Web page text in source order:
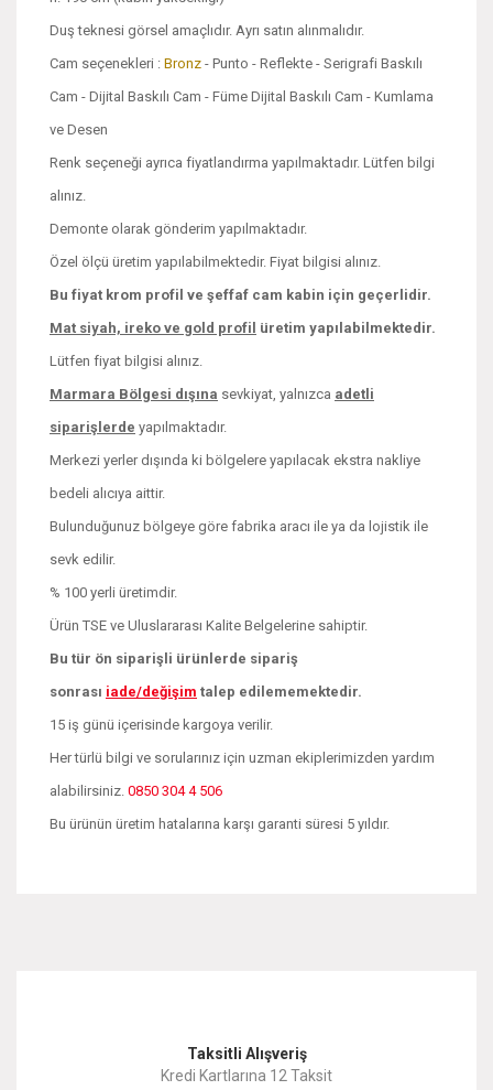
Duş teknesi görsel amaçlıdır. Ayrı satın alınmalıdır.
Cam seçenekleri : Bronz - Punto - Reflekte - Serigrafi Baskılı
Cam - Dijital Baskılı Cam - Füme Dijital Baskılı Cam - Kumlama
ve Desen
Renk seçeneği ayrıca fiyatlandırma yapılmaktadır. Lütfen bilgi
alınız.
Demonte olarak gönderim yapılmaktadır.
Özel ölçü üretim yapılabilmektedir. Fiyat bilgisi alınız.
Bu fiyat krom profil ve şeffaf cam kabin için geçerlidir.
Mat siyah, ireko ve gold profil üretim yapılabilmektedir.
Lütfen fiyat bilgisi alınız.
Marmara Bölgesi dışına sevkiyat, yalnızca adetli
siparişlerde yapılmaktadır.
Merkezi yerler dışında ki bölgelere yapılacak ekstra nakliye
bedeli alıcıya aittir.
Bulunduğunuz bölgeye göre fabrika aracı ile ya da lojistik ile
sevk edilir.
% 100 yerli üretimdir.
Ürün TSE ve Uluslararası Kalite Belgelerine sahiptir.
Bu tür ön siparişli ürünlerde sipariş
sonrası iade/değişim talep edilememektedir.
15 iş günü içerisinde kargoya verilir.
Her türlü bilgi ve sorularınız için uzman ekiplerimizden yardım
alabilirsiniz. 0850 304 4 506
Bu ürünün üretim hatalarına karşı garanti süresi 5 yıldır.
Ürün resmi kalitesiz, bozuk veya görüntülenemiyor.
Taksitli Alışveriş
Kredi Kartlarına 12 Taksit